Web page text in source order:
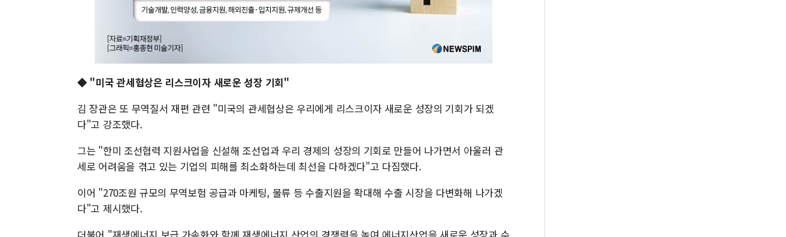
◆ "미국 관세협상은 리스크이자 새로운 성장 기회"
김 장관은 또 무역질서 재편 관련 "미국의 관세협상은 우리에게 리스크이자 새로운 성장의 기회가 되겠
다"고 강조했다.
그는 "한미 조선협력 지원사업을 신설해 조선업과 우리 경제의 성장의 기회로 만들어 나가면서 아울러 관
세로 어려움을 겪고 있는 기업의 피해를 최소화하는데 최선을 다하겠다"고 다짐했다.
이어 "270조원 규모의 무역보험 공급과 마케팅, 물류 등 수출지원을 확대해 수출 시장을 다변화해 나가겠
다"고 제시했다.